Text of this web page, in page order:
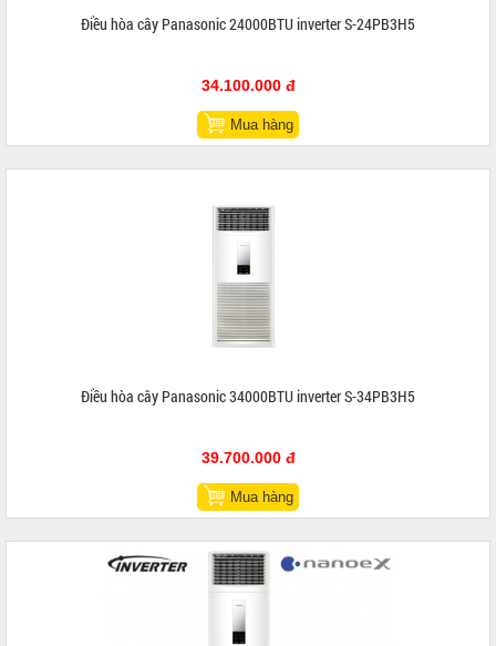
Điều hòa cây Panasonic 24000BTU inverter S-24PB3H5
34.100.000 đ
Mua hàng
Điều hòa cây Panasonic 34000BTU inverter S-34PB3H5
39.700.000 đ
Mua hàng